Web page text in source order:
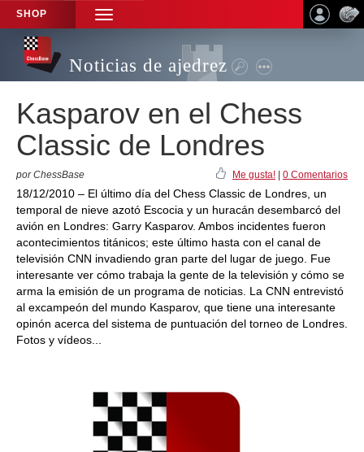
SHOP
TOGGLE
NAVIGATION
Noticias de ajedrez
Kasparov en el Chess
Classic de Londres
por ChessBase Me gusta! 0 Comentarios
18/12/2010 – El último día del Chess Classic de Londres, un
temporal de nieve azotó Escocia y un huracán desembarcó del
avión en Londres: Garry Kasparov. Ambos incidentes fueron
acontecimientos titánicos; este último hasta con el canal de
televisión CNN invadiendo gran parte del lugar de juego. Fue
interesante ver cómo trabaja la gente de la televisión y cómo se
arma la emisión de un programa de noticias. La CNN entrevistó
al excampeón del mundo Kasparov, que tiene una interesante
opinón acerca del sistema de puntuación del torneo de Londres.
Fotos y vídeos...